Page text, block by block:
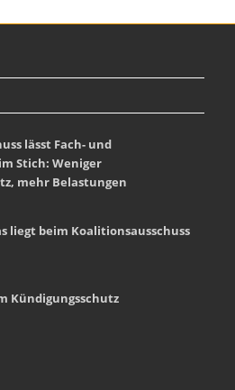
lässt Fach- und
Stich: Weniger
mehr Belastungen
liegt beim Koalitionsausschuss
Kündigungsschutz